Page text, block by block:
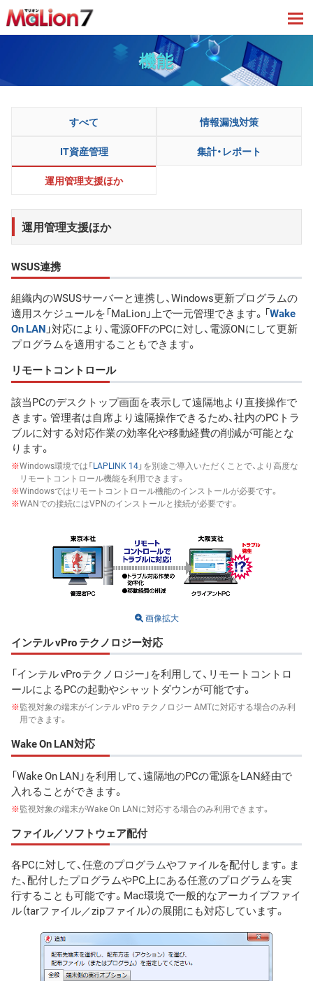
機能
すべて 情報漏洩対策
IT資産管理 集計・レポート
運用管理支援ほか
運用管理支援ほか
WSUS連携
組織内のWSUSサーバーと連携し、Windows更新プログラムの
適用スケジュールを「MaLion」上で一元管理できます。「Wake
On LAN 」対応により、電源OFFのPCに対し、電源ONにして更新
プログラムを適用することもできます。
リモートコントロール
該当PCのデスクトップ画面を表示して遠隔地より直接操作で
きます。管理者は自席より遠隔操作できるため、社内のPCトラ
ブルに対する対応作業の効率化や移動経費の削減が可能とな
ります。
※Windows環境では「LAPLINK 14」を別途ご導入いただくことで、より高度な
リモートコントロール機能を利用できます。
※Windowsではリモートコントロール機能のインストールが必要です。
※WANでの接続にはVPNのインストールと接続が必要です。
画像拡大
インテル vPro テクノロジー対応
「インテル vProテクノロジー」を利用して、リモートコントロ
ールによるPCの起動やシャットダウンが可能です。
※監視対象の端末がインテル vPro テクノロジー AMTに対応する場合のみ利
用できます。
Wake On LAN対応
「Wake On LAN」を利用して、遠隔地のPCの電源をLAN経由で
入れることができます。
※監視対象の端末がWake On LANに対応する場合のみ利用できます。
ファイル／ソフトウェア配付
各PCに対して、任意のプログラムやファイルを配付します。ま
た、配付したプログラムやPC上にある任意のプログラムを実
行することも可能です。Mac環境で一般的なアーカイブファイ
ル（tarファイル／zipファイル）の展開にも対応しています。